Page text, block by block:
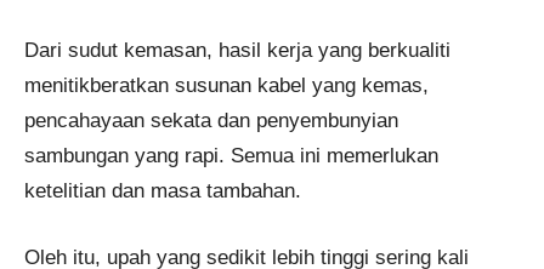
Dari sudut kemasan, hasil kerja yang berkualiti
menitikberatkan susunan kabel yang kemas,
pencahayaan sekata dan penyembunyian
sambungan yang rapi. Semua ini memerlukan
ketelitian dan masa tambahan.
Oleh itu, upah yang sedikit lebih tinggi sering kali